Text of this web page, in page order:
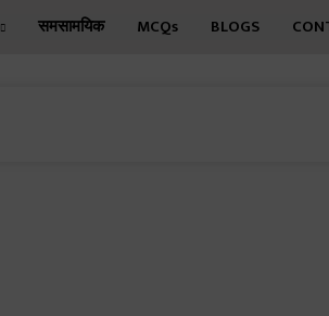
समसामयिक MCQs BLOGS